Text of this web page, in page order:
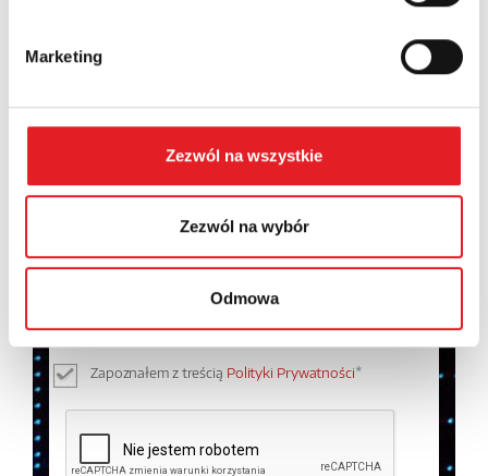
Marketing
Zezwól na wszystkie
Zezwól na wybór
Odmowa
Wyrażam zgodę na przetwarzanie moich danych
temat przetwarzania danych osobowych w
prywatności.*
Zapoznałem z treścią Polityki Prywatności*